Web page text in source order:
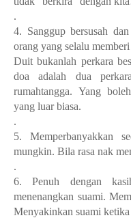
.
4. Sanggup bersusah
orang yang selalu
Duit bukanlah perkara
doa adalah dua
rumahtangga. Yang
yang luar biasa.
.
5. Memperbanyakkan
mungkin. Bila rasa nak
.
6. Penuh dengan
menenangkan suami.
Menyakinkan suami ketika